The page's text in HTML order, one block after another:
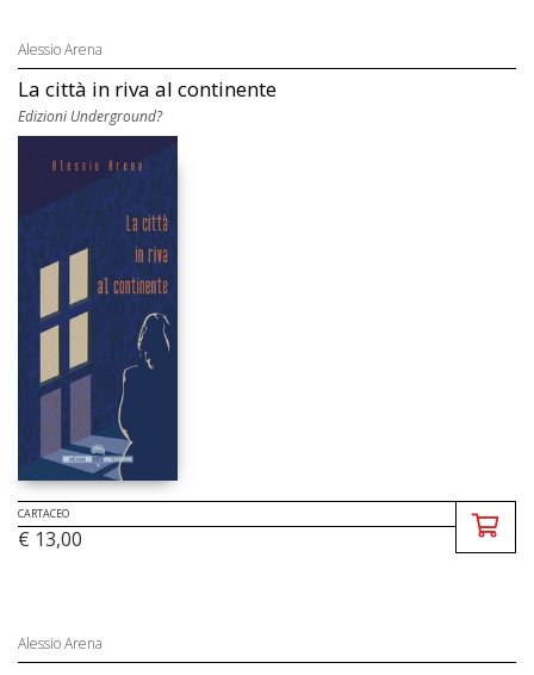
Alessio Arena
La città in riva al continente
Edizioni Underground?
CARTACEO
€ 13,00
Alessio Arena